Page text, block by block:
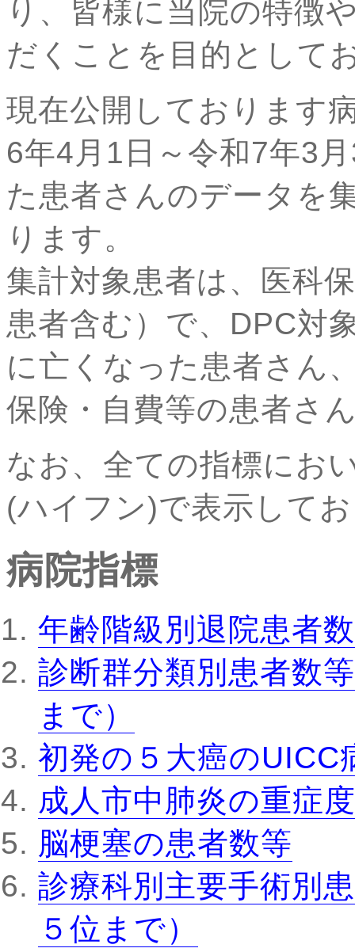
り、皆様に当院の特徴
だくことを目的として
現在公開しております
6年4月1日～令和7年3
た患者さんのデータを
ります。
集計対象患者は、医科
患者含む）で、DPC対
に亡くなった患者さん
保険・自費等の患者さ
なお、全ての指標にお
(ハイフン)で表示して
病院指標
年齢階級別退院患者数
診断群分類別患者数
まで）
初発の５大癌のUICC
成人市中肺炎の重症
脳梗塞の患者数等
診療科別主要手術別
５位まで）